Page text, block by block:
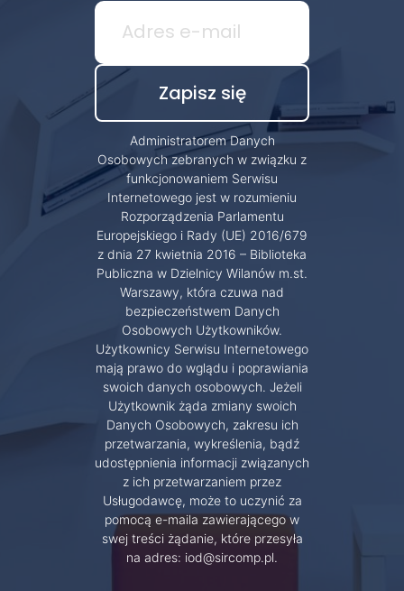
Administratorem Danych
Osobowych zebranych w związku z
funkcjonowaniem Serwisu
Internetowego jest w rozumieniu
Rozporządzenia Parlamentu
Europejskiego i Rady (UE) 2016/679
z dnia 27 kwietnia 2016 – Biblioteka
Publiczna w Dzielnicy Wilanów m.st.
Warszawy, która czuwa nad
bezpieczeństwem Danych
Osobowych Użytkowników.
Użytkownicy Serwisu Internetowego
mają prawo do wglądu i poprawiania
swoich danych osobowych. Jeżeli
Użytkownik żąda zmiany swoich
Danych Osobowych, zakresu ich
przetwarzania, wykreślenia, bądź
udostępnienia informacji związanych
z ich przetwarzaniem przez
Usługodawcę, może to uczynić za
pomocą e-maila zawierającego w
swej treści żądanie, które przesyła
na adres: iod@sircomp.pl.